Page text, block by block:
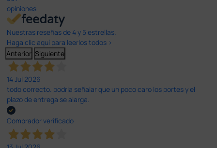
opiniones
Nuestras reseñas de 4 y 5 estrellas.
Haga clic aquí para leerlos todos >
Anterior Siguiente
14 Jul 2026
todo correcto. podria señalar que un poco caro los portes y el
plazo de entrega se alarga.
Comprador verificado